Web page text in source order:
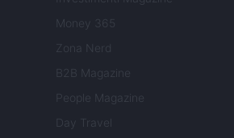
Money 365
Zona Nerd
B2B Magazine
People Magazine
Day Travel